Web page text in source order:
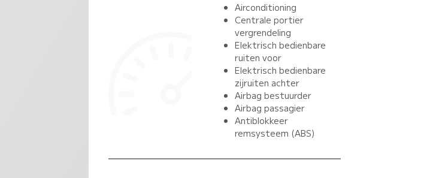
Airconditioning
Centrale portier
vergrendeling
Elektrisch bedienbare
ruiten voor
Elektrisch bedienbare
zijruiten achter
Airbag bestuurder
Airbag passagier
Antiblokkeer
remsysteem (ABS)